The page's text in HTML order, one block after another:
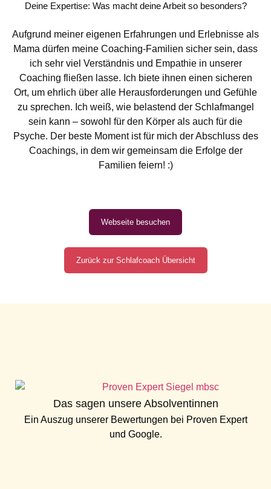
Deine Expertise: Was macht deine Arbeit so besonders?
Aufgrund meiner eigenen Erfahrungen und Erlebnisse als
Mama dürfen meine Coaching-Familien sicher sein, dass
ich sehr viel Verständnis und Empathie in unserer
Coaching fließen lasse. Ich biete ihnen einen sicheren
Ort, um ehrlich über alle Herausforderungen und Gefühle
zu sprechen. Ich weiß, wie belastend der Schlafmangel
sein kann – sowohl für den Körper als auch für die
Psyche. Der beste Moment ist für mich der Abschluss des
Coachings, in dem wir gemeinsam die Erfolge der
Familien feiern! :)
Webseite besuchen
Zurück zur Schlafcoach Übersicht
Das sagen unsere Absolventinnen
Ein Auszug unserer Bewertungen bei Proven Expert
und Google.